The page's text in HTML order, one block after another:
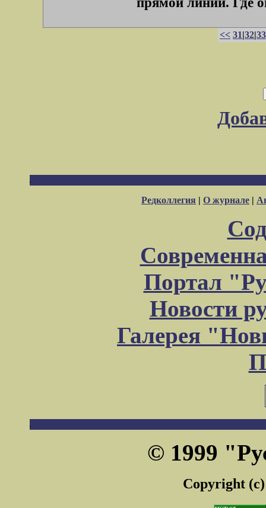
<< 31|32|33
Редколлегия | О журнале |
Портал
Новости
Галерея
© 1999
Copyright